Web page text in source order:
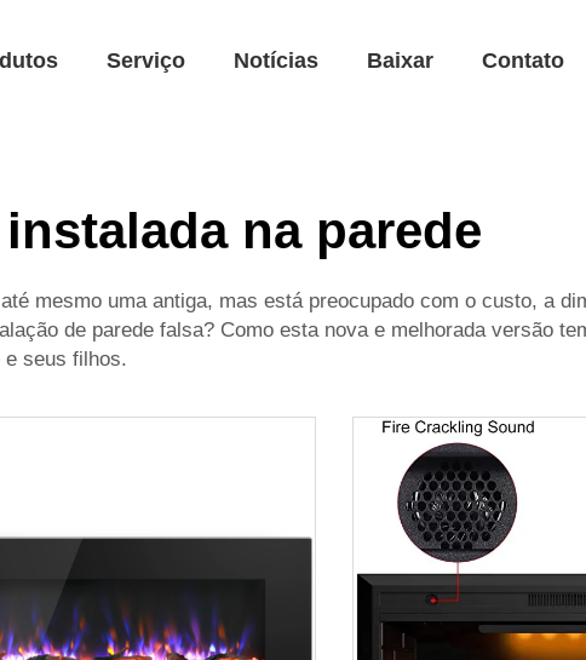
Serviço Notícias Baixar Contato
na parede
mesmo uma antiga, mas está preocupado com o custo, a
de parede falsa? Como esta nova e melhorada versão
seus filhos.